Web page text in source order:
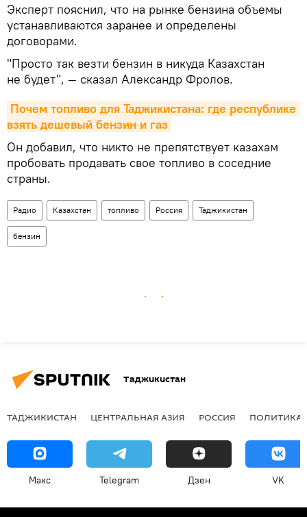
Эксперт пояснил, что на рынке бензина объемы
устанавливаются заранее и определены
договорами.
"Просто так везти бензин в никуда Казахстан
не будет", — сказал Александр Фролов.
Почем топливо для Таджикистана: где республике
взять дешевый бензин и газ
Он добавил, что никто не препятствует казахам
пробовать продавать свое топливо в соседние
страны.
Радио Казахстан топливо Россия Таджикистан
бензин
Таджикистан
ТАДЖИКИСТАН ЦЕНТРАЛЬНАЯ АЗИЯ РОССИЯ ПОЛИТИКА
Макс Telegram Дзен VK